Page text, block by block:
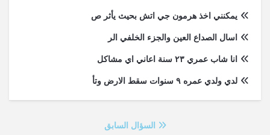
يمكنني اخذ هرمون جي اتش بحيث يأثر ص
اسال الصداع العين والجزء الخلفي الر
انا شاب عمري ٢٣ سنة اعاني اي مشاكل
لدي ولدي عمره ٩ سنوات سقط الارض وتأ
السؤال السابق